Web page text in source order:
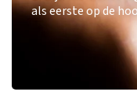
als eerste op de